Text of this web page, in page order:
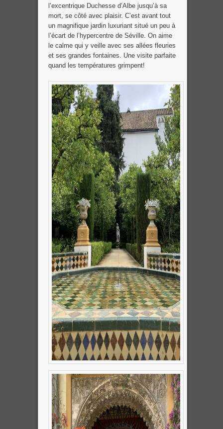
l’excentrique Duchesse d’Albe jusqu’à sa
mort, se côté avec plaisir. C’est avant tout
un magnifique jardin luxuriant situé un peu à
l’écart de l’hypercentre de Séville. On aime
le calme qui y veille avec ses allées fleuries
et ses grandes fontaines. Une visite parfaite
quand les températures grimpent!